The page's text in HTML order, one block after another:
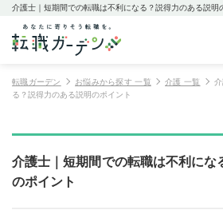
介護士｜短期間での転職は不利になる？説得力のある説明
転職ガーデン お悩みから探す 一覧 介護 一覧
る？説得力のある説明のポイント
介護士｜短期間での転職は不利にな
のポイント